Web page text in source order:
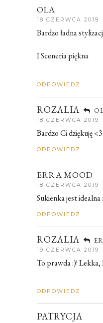
OLA
18 CZERWCA 2019
Bardzo ładna
I Sceneria piękna
ODPOWIEDZ
ROZALIA
18 CZERWCA 2019
Bardzo Ci dziękuję <3
ODPOWIEDZ
ERRA MOOD
18 CZERWCA 2019
Sukienka jest idealna
ODPOWIEDZ
ROZALIA
19 CZERWCA 2019
To prawda :)!
ODPOWIEDZ
PATRYCJA